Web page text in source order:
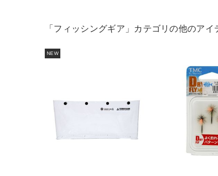
「フィッシングギア」カテゴリの他のアイ
NEW